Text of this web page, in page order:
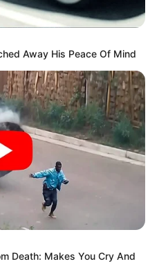
Away His Peace Of Mind
Death: Makes You Cry And